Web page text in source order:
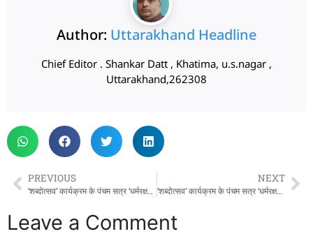
Author: Uttarakhand Headline
Chief Editor . Shankar Datt , Khatima, u.s.nagar ,
Uttarakhand,262308
PREVIOUS
‘शब्दोत्सव’ कार्यक्रम के पंचम सत्र ‘धर्मरक्षक धामी’ में पहुंचे मुख्यमंत्री पुष्कर सिंह धामी
NEXT
‘शब्दोत्सव’ कार्यक्रम के पंचम सत्र ‘धर्मरक्षक धामी’ में पहुंचे मुख्यमंत्री पुष्कर सिंह धामी
Leave a Comment